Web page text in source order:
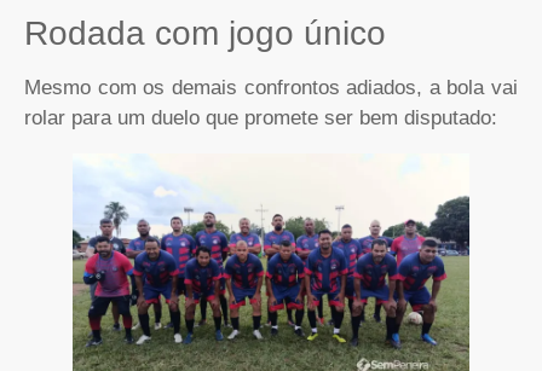
Rodada com jogo único
Mesmo com os demais confrontos adiados, a bola vai
rolar para um duelo que promete ser bem disputado: